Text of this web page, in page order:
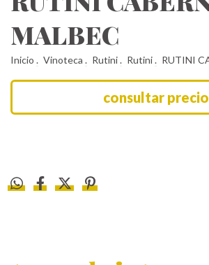
MALBEC
Inicio . Vinoteca . Rutini. Rutini. RUTINI